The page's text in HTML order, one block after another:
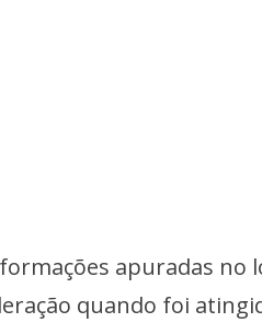
apuradas no
quando foi